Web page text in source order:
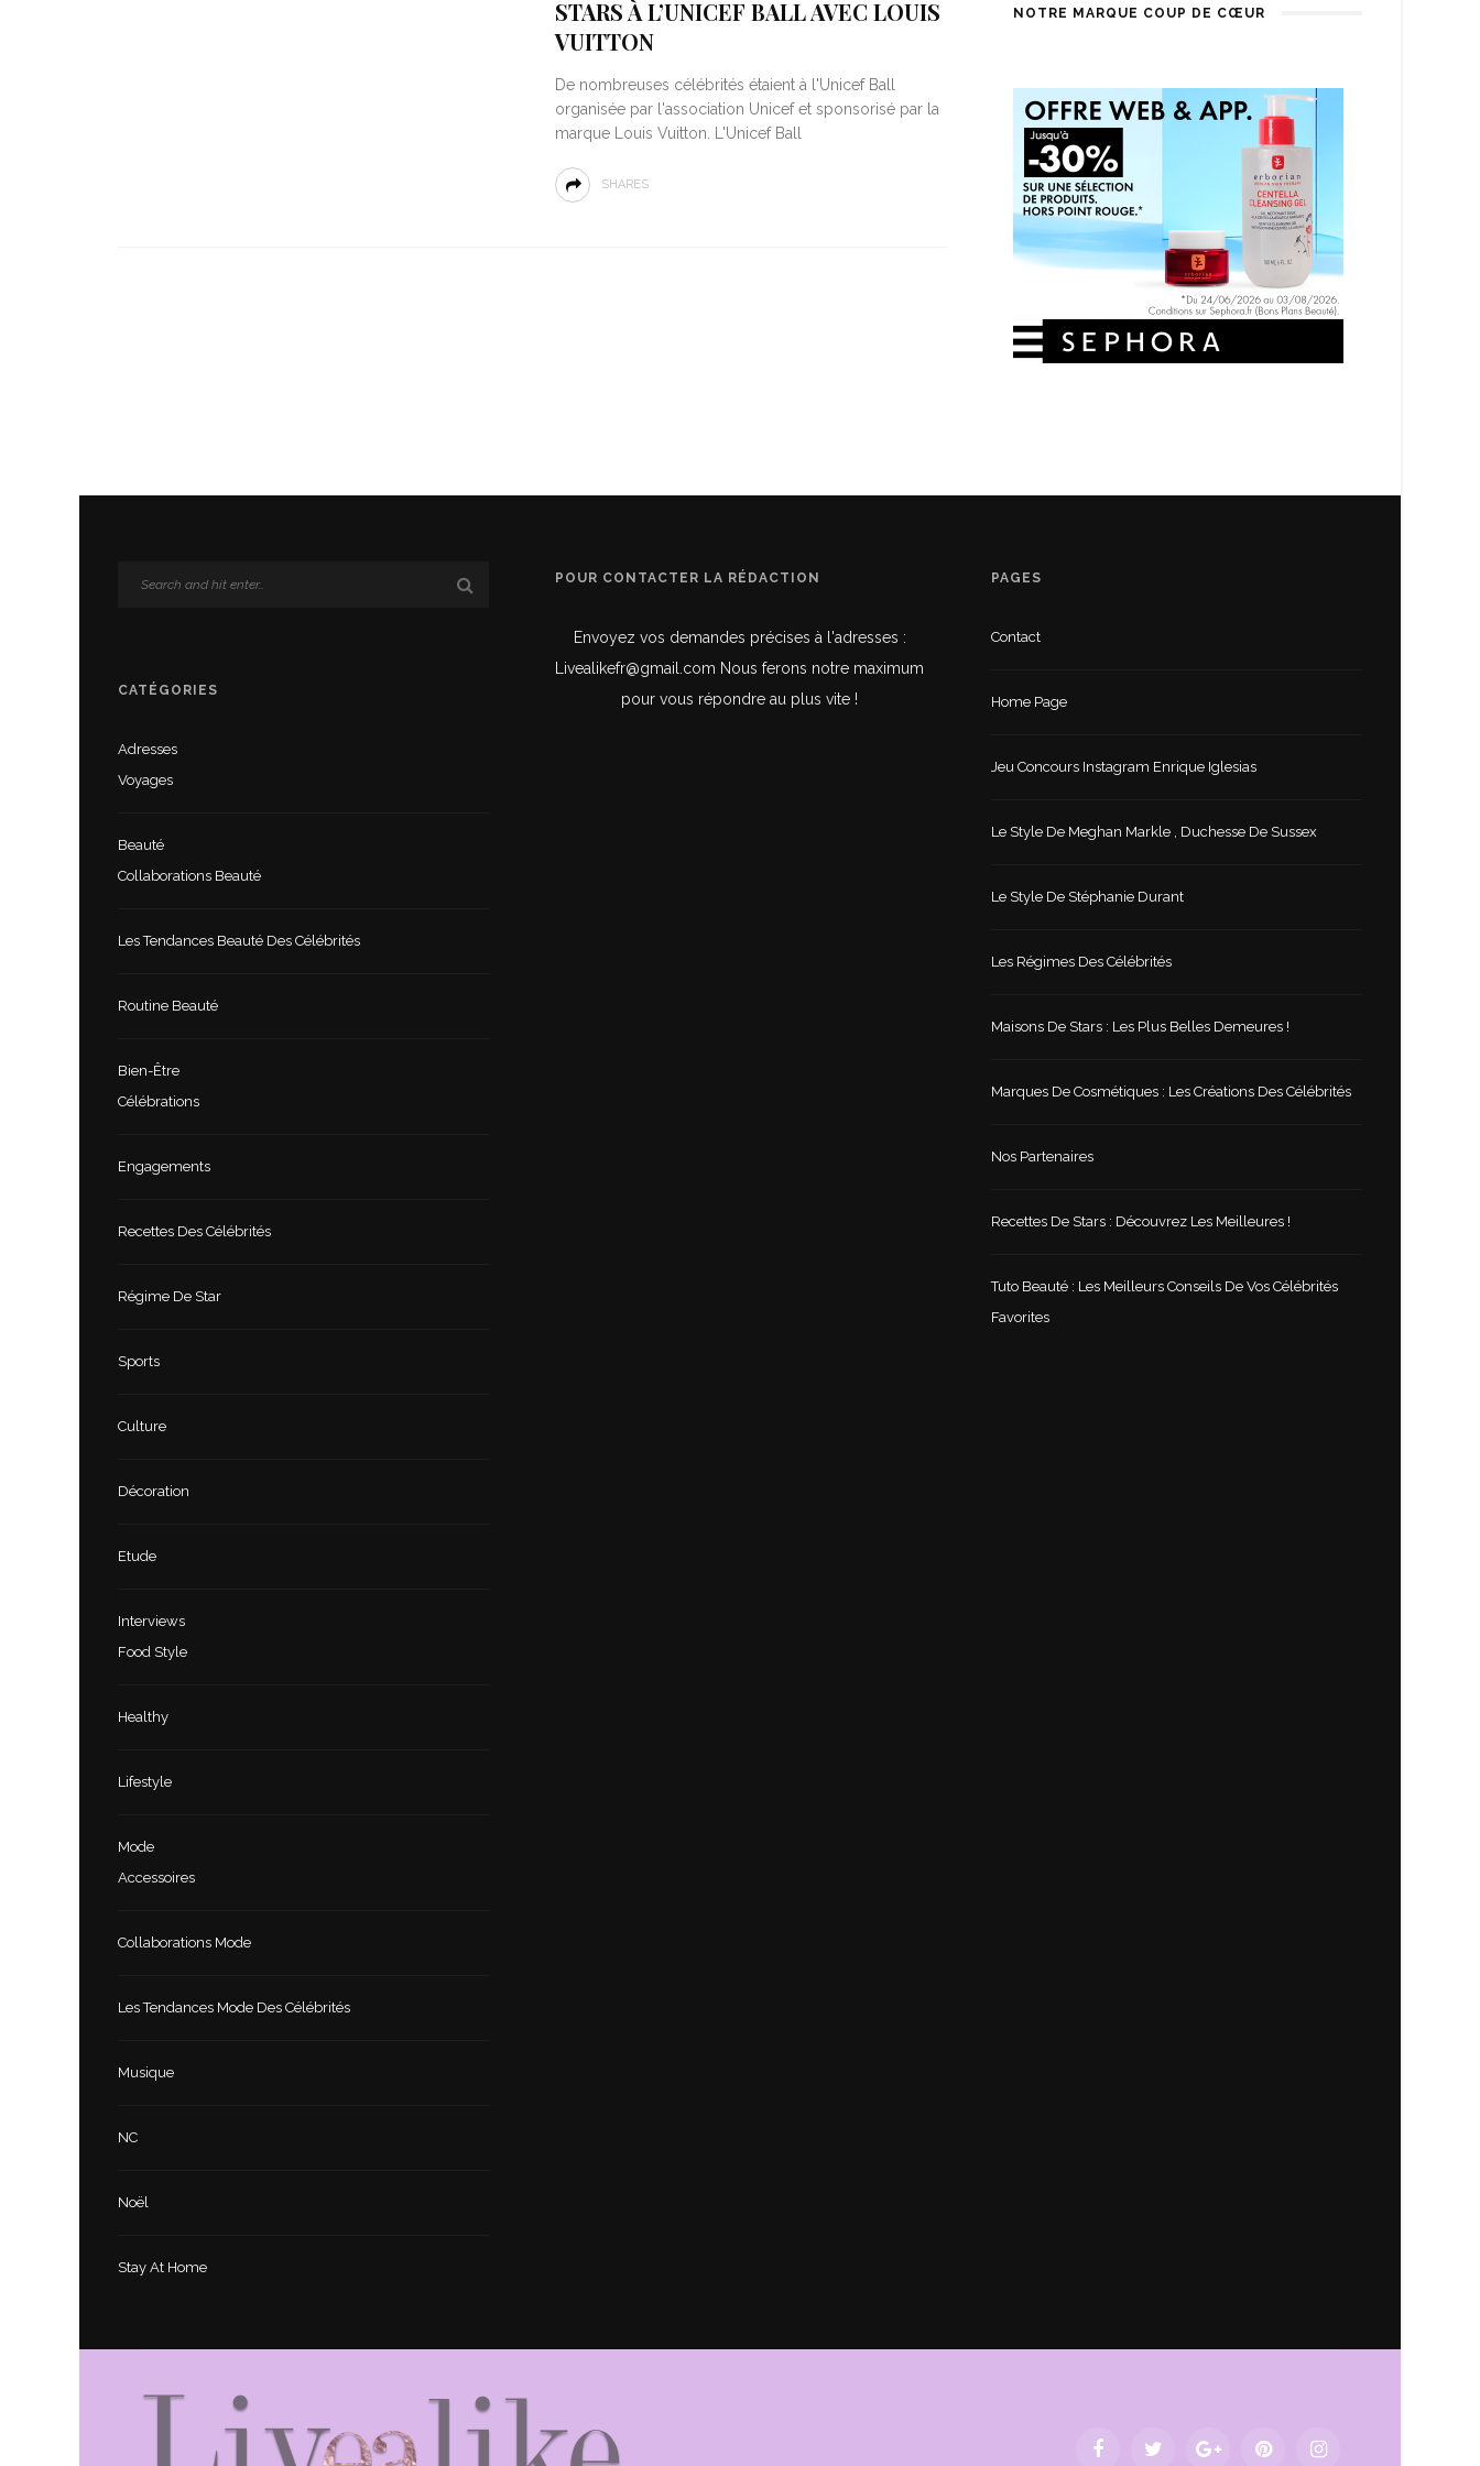
STARS À L’UNICEF BALL AVEC LOUIS
VUITTON
De nombreuses célébrités étaient à l'Unicef Ball
organisée par l'association Unicef et sponsorisé par la
marque Louis Vuitton. L'Unicef Ball
SHARES
NOTRE MARQUE COUP DE CŒUR
CATÉGORIES
Adresses
Voyages
Beauté
Collaborations Beauté
Les Tendances Beauté Des Célébrités
Routine Beauté
Bien-Être
Célébrations
Engagements
Recettes Des Célébrités
Régime De Star
Sports
Culture
Décoration
Etude
Interviews
Food Style
Healthy
Lifestyle
Mode
Accessoires
Collaborations Mode
Les Tendances Mode Des Célébrités
Musique
NC
Noël
Stay At Home
POUR CONTACTER LA RÉDACTION
Envoyez vos demandes précises à l'adresses :
Livealikefr@gmail.com Nous ferons notre maximum
pour vous répondre au plus vite !
PAGES
Contact
Home Page
Jeu Concours Instagram Enrique Iglesias
Le Style De Meghan Markle , Duchesse De Sussex
Le Style De Stéphanie Durant
Les Régimes Des Célébrités
Maisons De Stars : Les Plus Belles Demeures !
Marques De Cosmétiques : Les Créations Des Célébrités
Nos Partenaires
Recettes De Stars : Découvrez Les Meilleures !
Tuto Beauté : Les Meilleurs Conseils De Vos Célébrités
Favorites